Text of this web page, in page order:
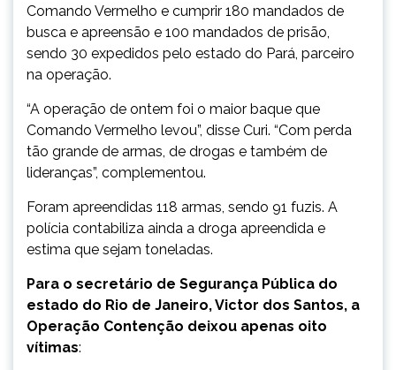
Comando Vermelho e cumprir 180 mandados de
busca e apreensão e 100 mandados de prisão,
sendo 30 expedidos pelo estado do Pará, parceiro
na operação.
“A operação de ontem foi o maior baque que
Comando Vermelho levou”, disse Curi. “Com perda
tão grande de armas, de drogas e também de
lideranças”, complementou.
Foram apreendidas 118 armas, sendo 91 fuzis. A
polícia contabiliza ainda a droga apreendida e
estima que sejam toneladas.
Para o secretário de Segurança Pública do
estado do Rio de Janeiro, Victor dos Santos, a
Operação Contenção deixou apenas oito
vítimas: